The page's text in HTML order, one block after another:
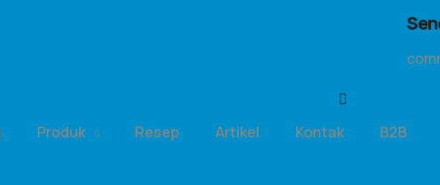
Produk Resep Artikel Kontak B2B